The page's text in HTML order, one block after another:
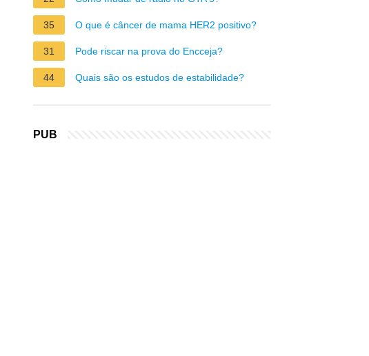
35 O que é câncer de mama HER2 positivo?
31 Pode riscar na prova do Encceja?
44 Quais são os estudos de estabilidade?
PUB